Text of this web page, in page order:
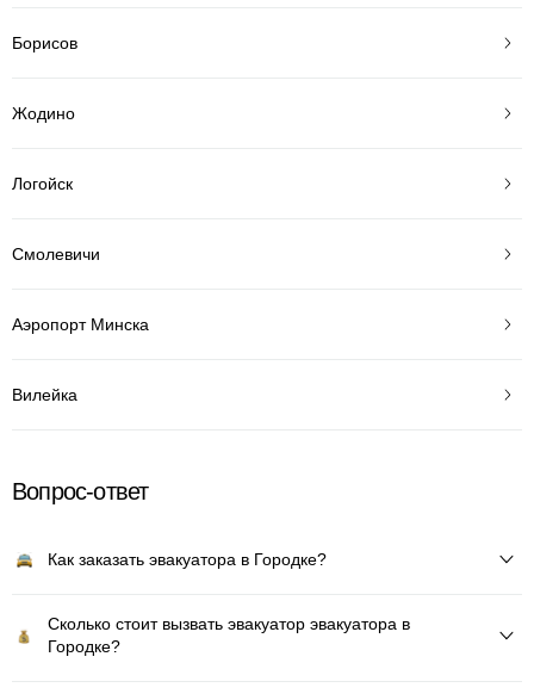
Борисов
Жодино
Логойск
Смолевичи
Аэропорт Минска
Вилейка
Вопрос-ответ
Как заказать эвакуатора в Городке?
Сколько стоит вызвать эвакуатор эвакуатора в
Городке?